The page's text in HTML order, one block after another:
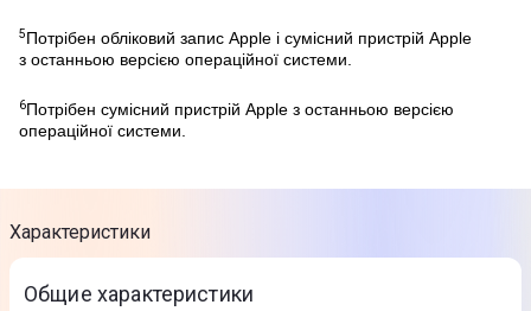
5Потрібен обліковий запис Apple і сумісний пристрій Apple
з останньою версією операційної системи.
6Потрібен сумісний пристрій Apple з останньою версією
операційної системи.
Характеристики
Общие характеристики